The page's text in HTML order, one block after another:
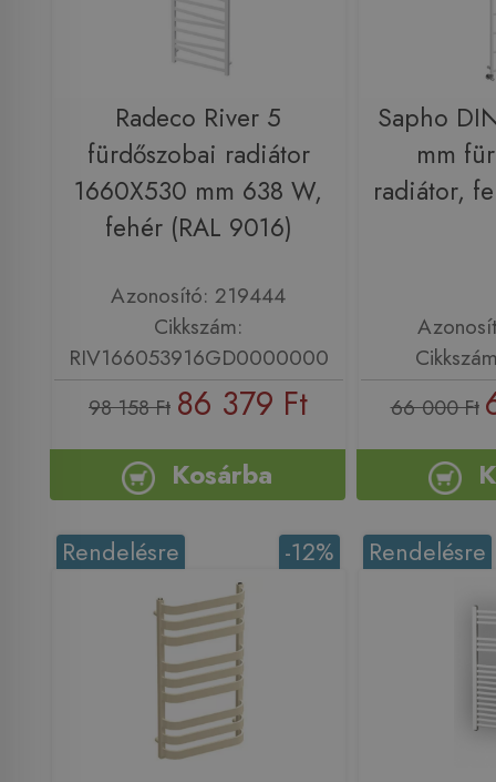
Radeco River 5
fürdőszobai radiátor
1660X530 mm 638 W,
fehér (RAL 9016)
Azonosító: 219444
Cikkszám:
RIV166053916GD0000000
98 158 Ft 86 379 Ft
Kosárba
Sapho
mm
radiátor,
66 000 Ft
-12%
Rendelésre Rendelésre